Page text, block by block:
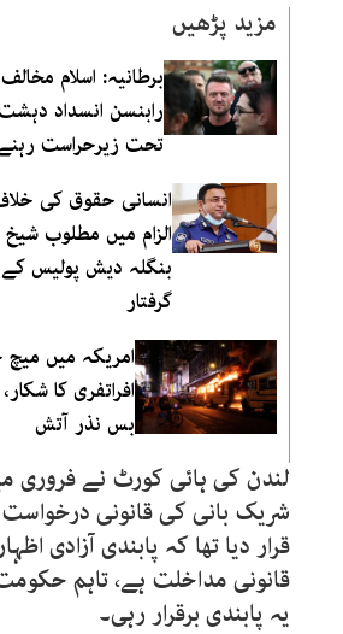
مزید پڑھیں
برطانیہ: اسلام
رابنسن انسداد
تحت زیرحراست
انسانی حقوق کی
الزام میں مطلوب
بنگلہ دیش پولیس
گرفتار
امریکہ میں
افراتفری کا
بس نذر آتش
لندن کی ہائی کورٹ نے فروری
شریک بانی کی قانونی
قرار دیا تھا کہ پابندی آزادی
قانونی مداخلت ہے، تاہم
یہ پابندی برقرار رہی۔